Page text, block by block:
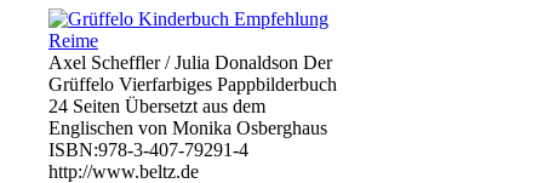
Axel Scheffler / Julia Donaldson Der
Grüffelo Vierfarbiges Pappbilderbuch
24 Seiten Übersetzt aus dem
Englischen von Monika Osberghaus
ISBN:978-3-407-79291-4
http://www.beltz.de